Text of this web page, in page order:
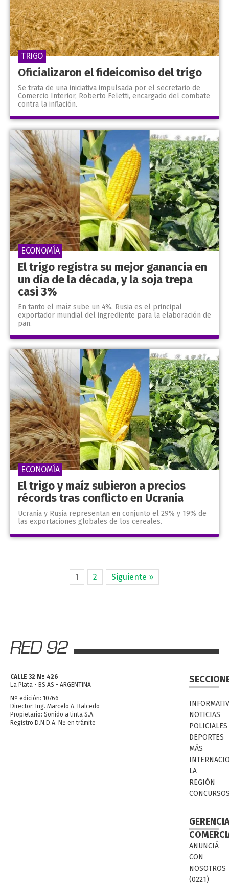
Oficializaron el fideicomiso del trigo
Se trata de una iniciativa impulsada por el secretario de
Comercio Interior, Roberto Feletti, encargado del combate
contra la inflación.
TRIGO
El trigo registra su mejor ganancia en
un día de la década, y la soja trepa
casi 3%
En tanto el maíz sube un 4%. Rusia es el principal
exportador mundial del ingrediente para la elaboración de
pan.
ECONOMÍA
El trigo y maíz subieron a precios
récords tras conflicto en Ucrania
Ucrania y Rusia representan en conjunto el 29% y 19% de
las exportaciones globales de los cereales.
ECONOMÍA
1 2 Siguiente »
CALLE 32 Nº 426
La Plata - BS AS - ARGENTINA
Nº edición: 10766
Director: Ing. Marcelo A. Balcedo
Propietario: Sonido a tinta S.A.
Registro D.N.D.A. Nº en trámite
NOTICIAS
POLICIALES
DEPORTES
MÁS
LA
REGIÓN
ANUNCIÁ
CON
NOSOTROS
(0221)